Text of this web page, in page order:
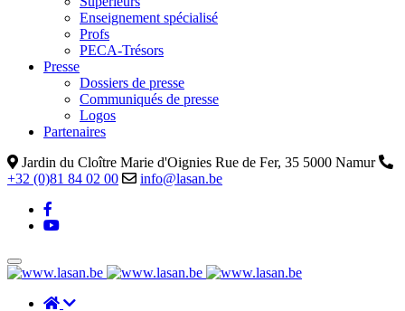
Enseignement spécialisé
Profs
PECA-Trésors
Presse
Dossiers de presse
Communiqués de presse
Logos
Partenaires
Jardin du Cloître Marie d'Oignies Rue de Fer, 35 5000 Namur
+32 (0)81 84 02 00
info@lasan.be